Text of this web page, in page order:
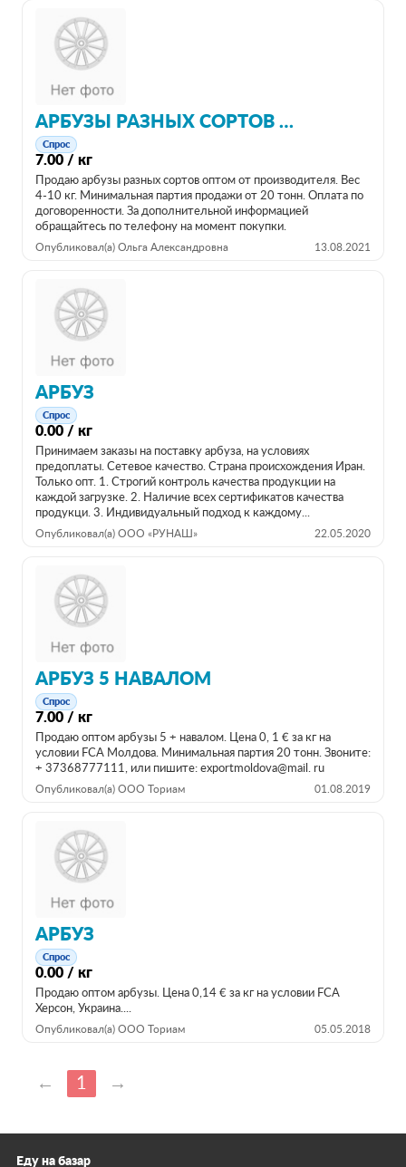
АРБУЗЫ РАЗНЫХ СОРТОВ ОТ ПРОИЗВОДИТЕЛЯ.
Спрос
7.00 / кг
Продаю арбузы разных сортов оптом от производителя. Вес
4-10 кг. Минимальная партия продажи от 20 тонн. Оплата по
договоренности. За дополнительной информацией
обращайтесь по телефону на момент покупки.
Опубликовал(а) Ольга Александровна 13.08.2021
АРБУЗ
Спрос
0.00 / кг
Принимаем заказы на поставку арбуза, на условиях
предоплаты. Сетевое качество. Страна происхождения Иран.
Только опт. 1. Строгий контроль качества продукции на
каждой загрузке. 2. Наличие всех сертификатов качества
продукци. 3. Индивидуальный подход к каждому...
Опубликовал(а) ООО «РУНАШ» 22.05.2020
АРБУЗ 5 НАВАЛОМ
Спрос
7.00 / кг
Продаю оптом арбузы 5 + навалом. Цена 0, 1 € за кг на
условии FCA Молдова. Минимальная партия 20 тонн. Звоните:
+ 37368777111, или пишите: exportmoldova@mail. ru
Опубликовал(а) ООО Ториам 01.08.2019
АРБУЗ
Спрос
0.00 / кг
Продаю оптом арбузы. Цена 0,14 € за кг на условии FCA
Херсон, Украина....
Опубликовал(а) ООО Ториам 05.05.2018
← 1 →
Еду на базар